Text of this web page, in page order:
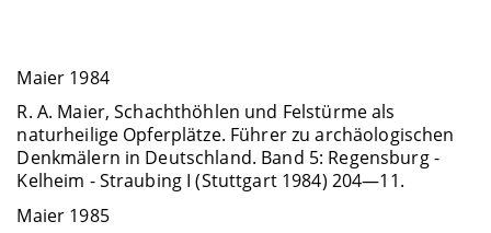
Maier 1984
R. A. Maier, Schachthöhlen und Felstürme als
naturheilige Opferplätze. Führer zu archäologischen
Denkmälern in Deutschland. Band 5: Regensburg -
Kelheim - Straubing I (Stuttgart 1984) 204—11.
Maier 1985